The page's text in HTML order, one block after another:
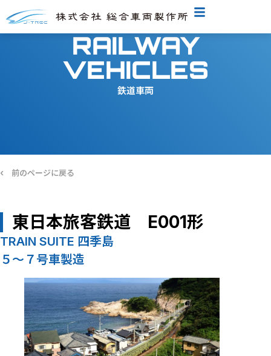
RAILWAY
VEHICLES
鉄道車両
‹ 前のページに戻る
東日本旅客鉄道 E001形
TRAIN SUITE 四季島
５～７号車製造